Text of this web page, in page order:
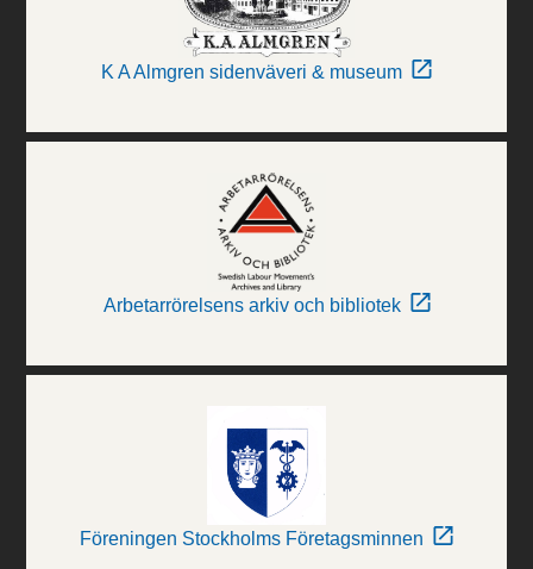
K A Almgren sidenväveri & museum
Arbetarrörelsens arkiv och bibliotek
Föreningen Stockholms Företagsminnen